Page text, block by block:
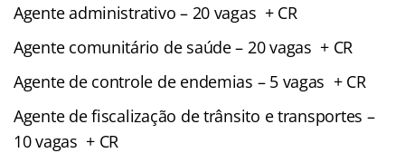
Agente administrativo – 20 vagas + CR
Agente comunitário de saúde – 20 vagas + CR
Agente de controle de endemias – 5 vagas + CR
Agente de fiscalização de trânsito e transportes –
10 vagas + CR